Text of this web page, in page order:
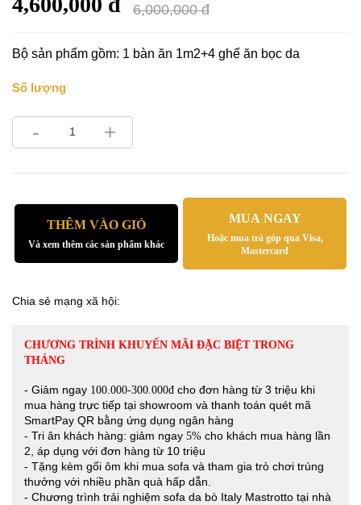
6,000,000 đ
Bộ sản phẩm gồm: 1 bàn ăn 1m2+4 ghế ăn bọc da
Số lượng
- +
THÊM VÀO GIỎ
Và xem thêm các sản phẩm khác
MUA NGAY
Hoặc mua trả góp qua Visa,
Mastercard
Chia sẻ mạng xã hội:
CHƯƠNG TRÌNH KHUYẾN MÃI ĐẶC BIỆT TRONG
THÁNG
- Giảm ngay 100.000-300.000đ cho đơn hàng từ 3 triệu khi
mua hàng trực tiếp tại showroom và thanh toán quét mã
SmartPay QR bằng ứng dụng ngân hàng
- Tri ân khách hàng: giảm ngay 5% cho khách mua hàng lần
2, áp dụng với đơn hàng từ 10 triệu
- Tặng kèm gối ôm khi mua sofa và tham gia trò chơi trúng
thưởng với nhiều phần quà hấp dẫn.
- Chương trình trải nghiệm sofa da bò Italy Mastrotto tại nhà